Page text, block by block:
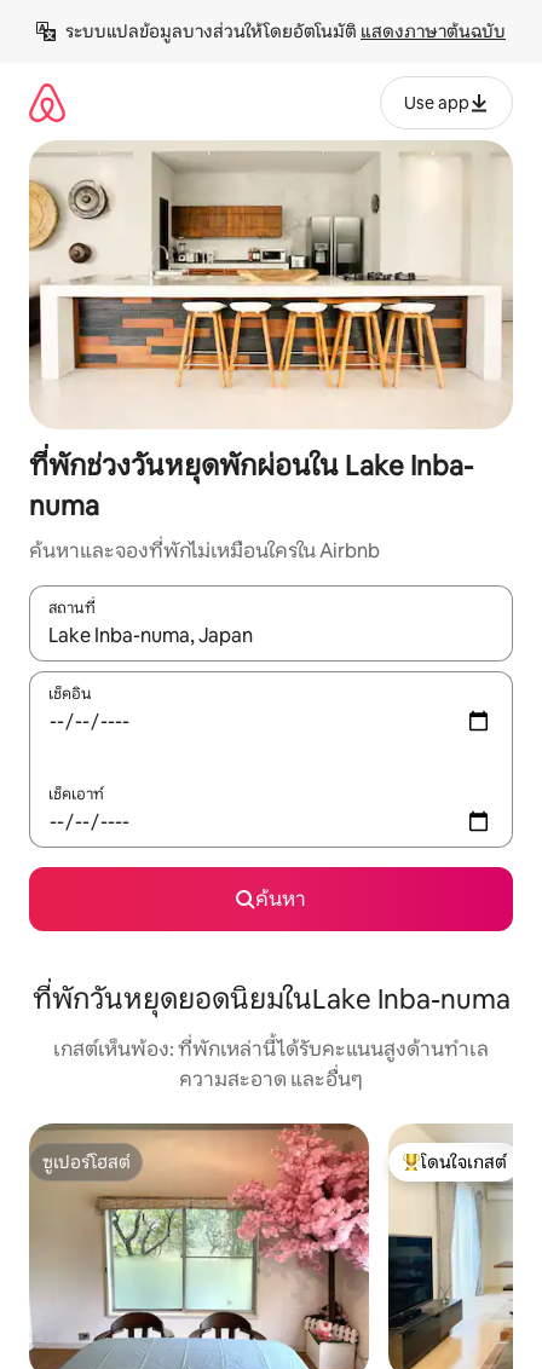
เนื้อหา
ระบบแปลข้อมูลบางส่วนให้โดยอัตโนมัติ แสดงภาษาต้นฉบับ
Use app
ที่พักช่วงวันหยุดพักผ่อนใน Lake Inba-
numa
ค้นหาและจองที่พักไม่เหมือนใครใน Airbnb
สถานที่
ใช้ลูกศรขึ้นลง หรือใช้การสัมผัสหรือปัด เพื่อสำรวจผลการค้นหา
เช็คอิน
เช็คเอาท์
ค้นหา
ที่พักวันหยุดยอดนิยมในLake Inba-numa
เกสต์เห็นพ้อง: ที่พักเหล่านี้ได้รับคะแนนสูงด้านทำเล
ความสะอาด และอื่นๆ
ซูเปอร์โฮสต์
ซูเปอร์โฮสต์
โดนใจเกสต์ที่สุด
โดนใจเกสต์